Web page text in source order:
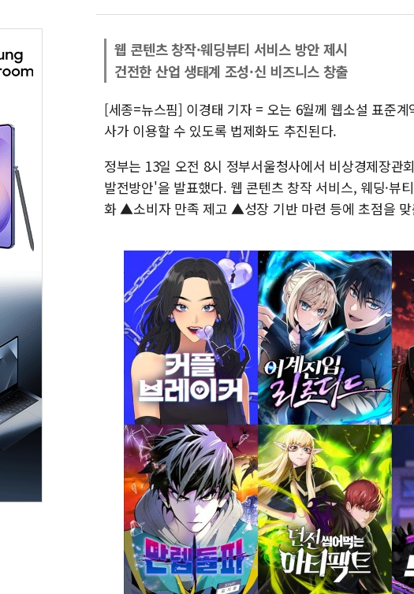
웹 콘텐츠 창작·웨딩뷰티 서비스 방안 제시
건전한 산업 생태계 조성·신 비즈니스 창출
[세종=뉴스핌] 이경태 기자 = 오는 6월께 웹소설 표준
사가 이용할 수 있도록 법제화도 추진된다.
정부는 13일 오전 8시 정부서울청사에서 비상경제장
발전방안'을 발표했다. 웹 콘텐츠 창작 서비스, 웨딩·뷰
화 ▲소비자 만족 제고 ▲성장 기반 마련 등에 초점을 맞